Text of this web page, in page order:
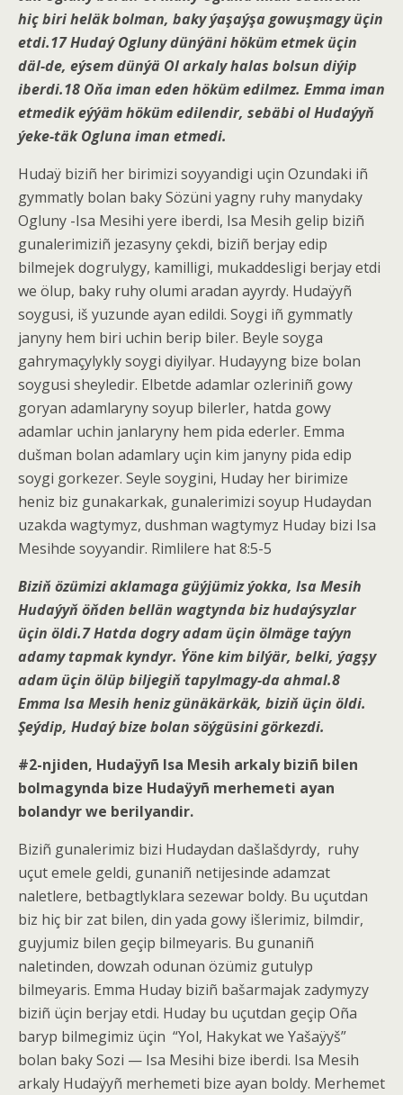
hiç biri heläk bolman, baky ýaşaýşa gowuşmagy üçin
etdi.17Hudaý Ogluny dünýäni höküm etmek üçin
däl-de, eýsem dünýä Ol arkaly halas bolsun diýip
iberdi.18 Oňa iman eden höküm edilmez. Emma iman
etmedik eýýäm höküm edilendir, sebäbi ol Hudaýyň
ýeke-täk Ogluna iman etmedi.
Hudaÿ biziñ her birimizi soyyandigi uçin Ozundaki iñ
gymmatly bolan baky Sözüni yagny ruhy manydaky
Ogluny -Isa Mesihi yere iberdi, Isa Mesih gelip biziñ
gunalerimiziñ jezasyny çekdi, biziñ berjay edip
bilmejek dogrulygy, kamilligi, mukaddesligi berjay etdi
we ölup, baky ruhy olumi aradan ayyrdy. Hudaÿyñ
soygusi, iš yuzunde ayan edildi. Soygi iñ gymmatly
janyny hem biri uchin berip biler. Beyle soyga
gahrymaçylykly soygi diyilyar. Hudayyng bize bolan
soygusi sheyledir. Elbetde adamlar ozleriniñ gowy
goryan adamlaryny soyup bilerler, hatda gowy
adamlar uchin janlaryny hem pida ederler. Emma
dušman bolan adamlary uçin kim janyny pida edip
soygi gorkezer. Seyle soygini, Huday her birimize
heniz biz gunakarkak, gunalerimizi soyup Hudaydan
uzakda wagtymyz, dushman wagtymyz Huday bizi Isa
Mesihde soyyandir. Rimlilere hat 8:5-5
Biziň özümizi aklamaga güýjümiz ýokka, Isa Mesih
Hudaýyň öňden bellän wagtynda biz hudaýsyzlar
üçin öldi.7Hatda dogryadam üçin ölmäge taýyn
adamy tapmak kyndyr. Ýöne kim bilýär, belki, ýagşy
adam üçin ölüp biljegiň tapylmagy-da ahmal.8
Emma Isa Mesih heniz günäkärkäk, biziň üçin öldi.
Şeýdip, Hudaý bize bolan söýgüsini görkezdi.
#2-njiden, Hudaÿyñ Isa Mesih arkaly biziñ bilen
bolmagynda bize Hudaÿyñ merhemeti ayan
bolandyr we berilyandir.
Biziñ gunalerimiz bizi Hudaydan dašlašdyrdy, ruhy
uçut emele geldi, gunaniñ netijesinde adamzat
naletlere, betbagtlyklara sezewar boldy. Bu uçutdan
biz hiç bir zat bilen, din yada gowy išlerimiz, bilmdir,
guyjumiz bilen geçip bilmeyaris. Bu gunaniñ
naletinden, dowzah odunan özümiz gutulyp
bilmeyaris. Emma Huday biziñ bašarmajak zadymyzy
biziñ üçin berjay etdi. Huday bu uçutdan geçip Oña
baryp bilmegimiz üçin “Yol, Hakykat we Yašaÿyš”
bolan baky Sozi — Isa Mesihi bize iberdi. Isa Mesih
arkaly Hudaÿyñ merhemeti bize ayan boldy. Merhemet